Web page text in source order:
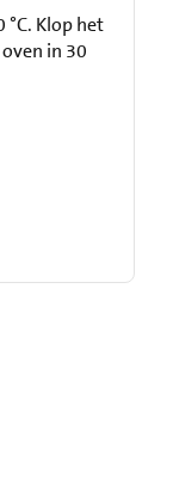
Klop het
in 30